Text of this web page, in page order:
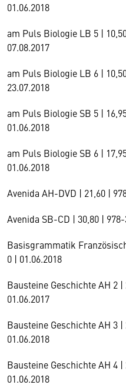
01.06.2018
am Puls Biologie LB 5 |
07.08.2017
am Puls Biologie LB 6 |
23.07.2018
am Puls Biologie SB 5 |
01.06.2018
am Puls Biologie SB 6 |
01.06.2018
Avenida AH-DVD | 21,60 |
Avenida SB-CD | 30,80 |
Basisgrammatik
0 | 01.06.2018
Bausteine Geschichte AH 2
01.06.2017
Bausteine Geschichte AH 3
01.06.2018
Bausteine Geschichte AH 4
01.06.2018